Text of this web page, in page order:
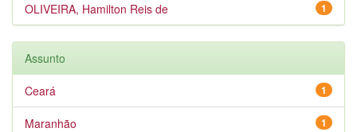
1
OLIVEIRA, Hamilton Reis de
Assunto
1
Ceará
1
Maranhão